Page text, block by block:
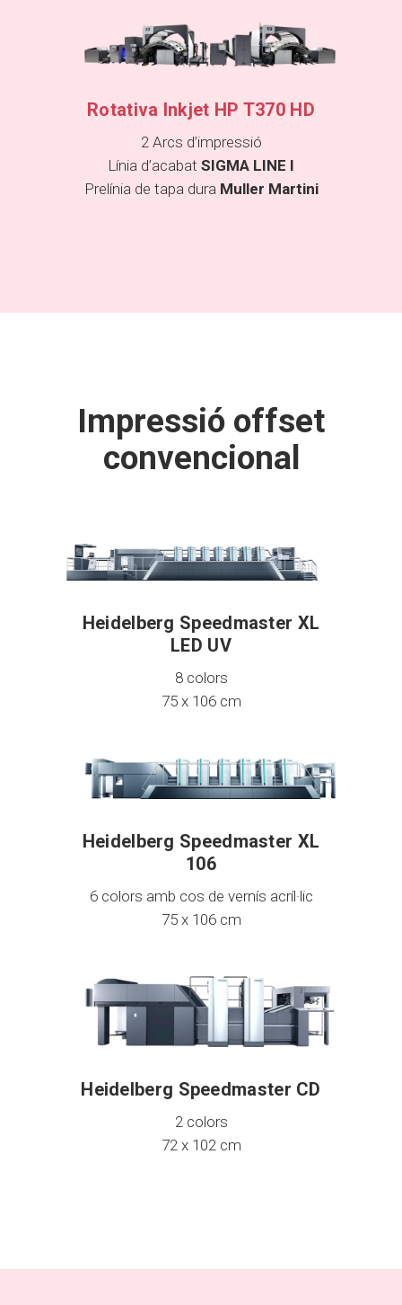
Rotativa Inkjet HP T370 HD
2 Arcs d’impressió
Línia d’acabat SIGMA LINE I
Prelínia de tapa dura Muller Martini
Impressió offset
convencional
Heidelberg Speedmaster XL
LED UV
8 colors
75 x 106 cm
Heidelberg Speedmaster XL
106
6 colors amb cos de vernís acríl·lic
75 x 106 cm
Heidelberg Speedmaster CD
2 colors
72 x 102 cm